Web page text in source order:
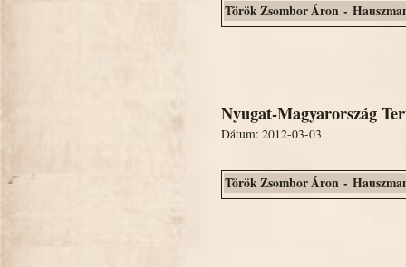
Török Zsombor Áron -
Nyugat-Magyarország
Dátum: 2012-03-03
Török Zsombor Áron -